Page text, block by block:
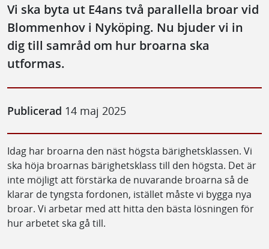
Vi ska byta ut E4ans två parallella broar vid
Blommenhov i Nyköping. Nu bjuder vi in
dig till samråd om hur broarna ska
utformas.
Publicerad 14 maj 2025
Idag har broarna den näst högsta bärighetsklassen. Vi
ska höja broarnas bärighetsklass till den högsta. Det är
inte möjligt att förstärka de nuvarande broarna så de
klarar de tyngsta fordonen, istället måste vi bygga nya
broar. Vi arbetar med att hitta den bästa lösningen för
hur arbetet ska gå till.